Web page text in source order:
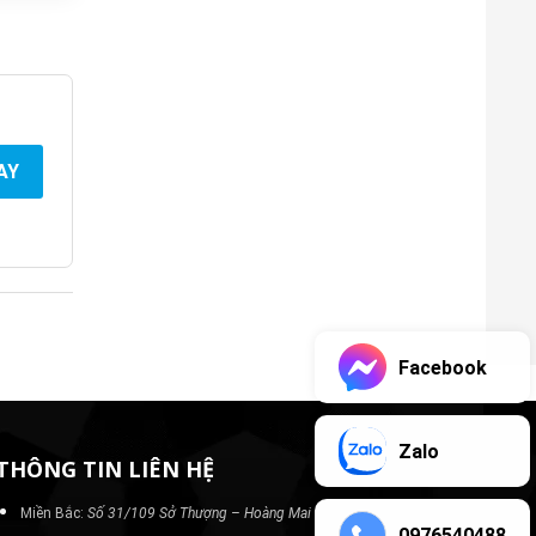
TIN LIÊN HỆ
Miền Bắc: Số 31/109 Sở Thượng – Hoàng Mai – Hà Nội
Facebook
Zalo